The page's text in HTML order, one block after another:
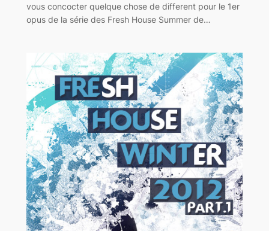
vous concocter quelque chose de different pour le 1er
opus de la série des Fresh House Summer de…